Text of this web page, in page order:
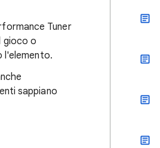
Tuner
gioco o
l'elemento.
sappiano